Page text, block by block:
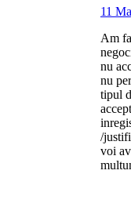
11
Am
nu
nu
tipul
/
voi